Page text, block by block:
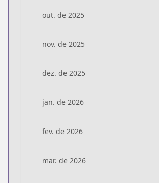
out. de 2025
nov. de 2025
dez. de 2025
jan. de 2026
fev. de 2026
mar. de 2026